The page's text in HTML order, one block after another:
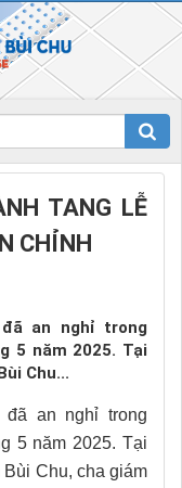
TANG LỄ
CHỈNH
đã an nghỉ trong
5 năm 2025. Tại
Chu...
đã an nghỉ trong
5 năm 2025. Tại
Chu, cha giám